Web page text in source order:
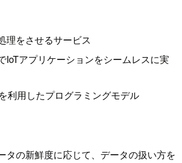
理をさせるサービス
IoTアプリケーションをシームレスに実
利用したプログラミングモデル
タの新鮮度に応じて、データの扱い方を